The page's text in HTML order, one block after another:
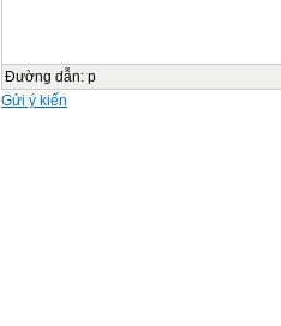
Đường dẫn: p
Gửi ý kiến